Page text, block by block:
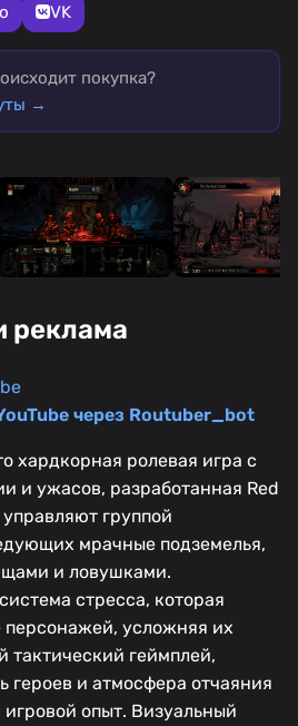
VK
покупка?
→
реклама
через Routuber_bot
хардкорная ролевая игра с
и ужасов, разработанная Red
группой
мрачные подземелья,
и ловушками.
стресса, которая
персонажей, усложняя их
тактический геймплей,
героев и атмосфера отчаяния
опыт. Визуальный